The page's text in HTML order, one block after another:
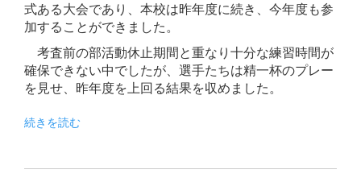
式ある大会であり、本校は昨年度に続き、今年度も参
加することができました。
考査前の部活動休止期間と重なり十分な練習時間が
確保できない中でしたが、選手たちは精一杯のプレー
を見せ、昨年度を上回る結果を収めました。
続きを読む